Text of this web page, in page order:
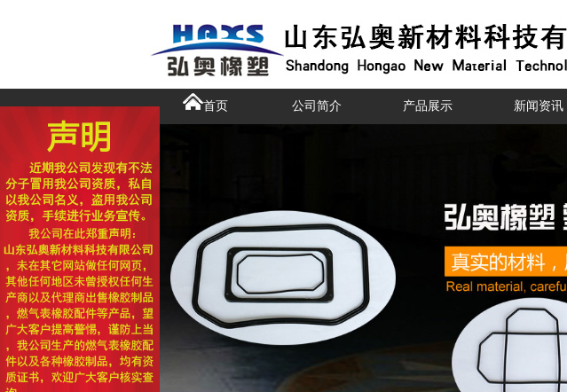
首页 公司简介 产品展示 新闻资讯